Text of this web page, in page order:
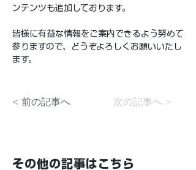
ンテンツも追加しております。
皆様に有益な情報をご案内できるよう努めて
参りますので、どうぞよろしくお願いいたし
ます。
< 前の記事へ 次の記事へ >
その他の記事はこちら